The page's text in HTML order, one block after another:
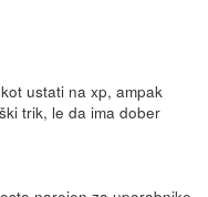
ustati na xp, ampak
trik, le da ima dober